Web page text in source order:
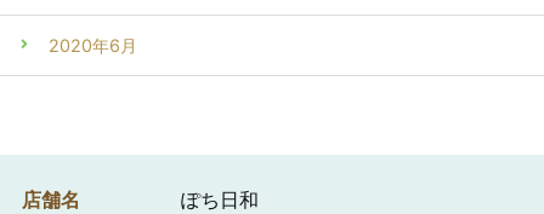
2020年6月
店舗名
ぽち日和